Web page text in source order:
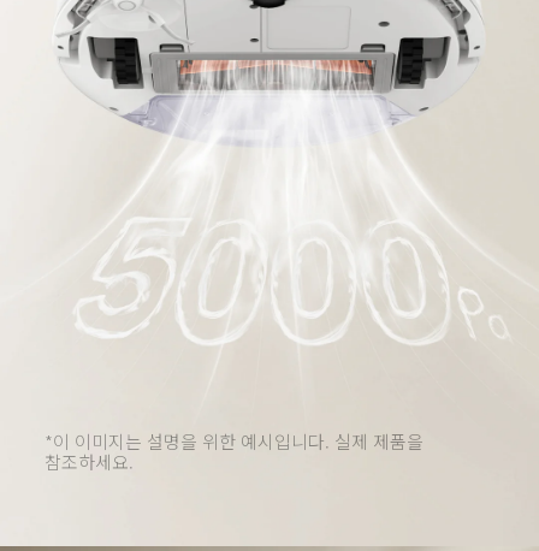
*이 이미지는 설명을 위한 예시입니다. 실제 제품을
참조하세요.